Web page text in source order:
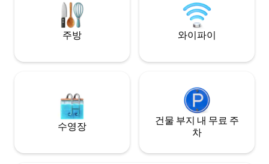
주방 와이파이
수영장
건물 부지 내 무료 주
차